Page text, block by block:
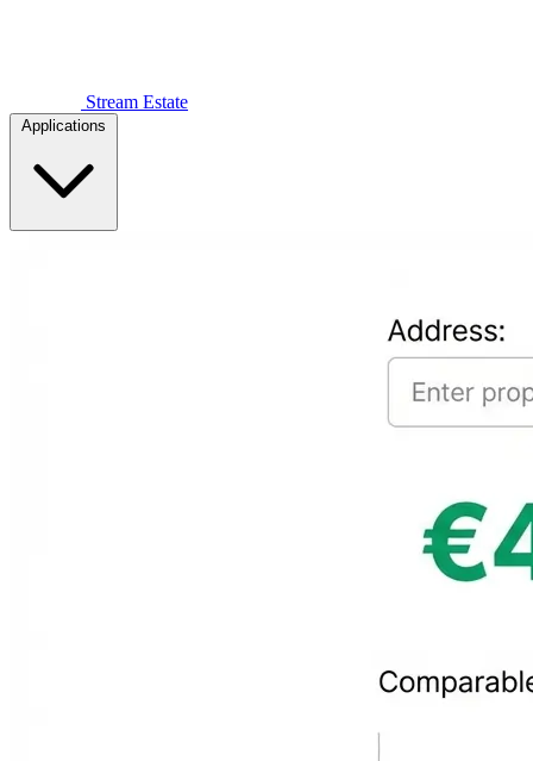
Stream Estate
Applications